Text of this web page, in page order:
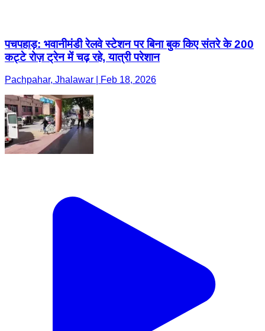
पचपहाड़: भवानीमंडी रेलवे स्टेशन पर बिना बुक किए संतरे के 200
कट्टे रोज़ ट्रेन में चढ़ रहे, यात्री परेशान
Pachpahar, Jhalawar | Feb 18, 2026